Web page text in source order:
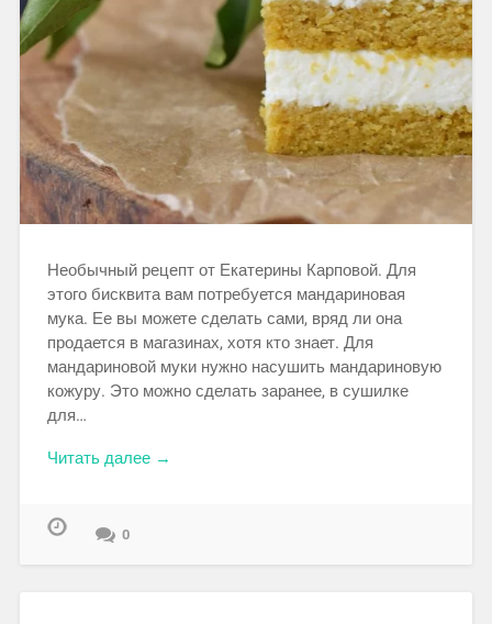
Необычный рецепт от Екатерины Карповой. Для
этого бисквита вам потребуется мандариновая
мука. Ее вы можете сделать сами, вряд ли она
продается в магазинах, хотя кто знает. Для
мандариновой муки нужно насушить мандариновую
кожуру. Это можно сделать заранее, в сушилке
для…
Читать далее →
0